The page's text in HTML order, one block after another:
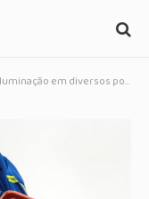
em diversos pontos da cidade